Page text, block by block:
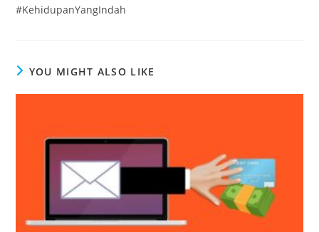
#KehidupanYangIndah
YOU MIGHT ALSO LIKE